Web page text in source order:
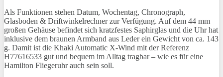
Als Funktionen stehen Datum, Wochentag, Chronograph,
Glasboden & Driftwinkelrechner zur Verfügung. Auf dem 44 mm
großen Gehäuse befindet sich kratzfestes Saphirglas und die Uhr hat
inklusive dem braunen Armband aus Leder ein Gewicht von ca. 143
g. Damit ist die Khaki Automatic X-Wind mit der Referenz
H77616533 gut und bequem im Alltag tragbar – wie es für eine
Hamilton Fliegeruhr auch sein soll.